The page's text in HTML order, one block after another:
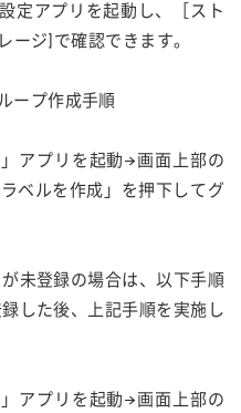
定アプリを起動し、［スト
ージ]で確認できます。
ープ作成手順
アプリを起動→画面上部の
ベルを作成」を押下してグ
未登録の場合は、以下手順
した後、上記手順を実施し
アプリを起動→画面上部の